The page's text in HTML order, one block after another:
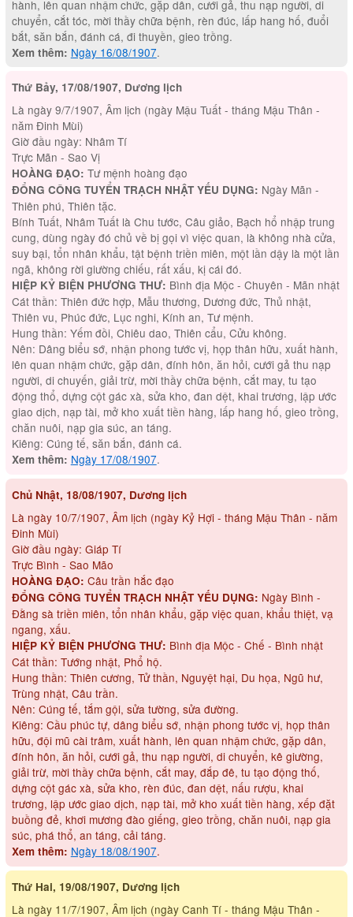
hành, lên quan nhậm chức, gặp dân, cưới gả, thu nạp người, di
chuyển, cắt tóc, mời thầy chữa bệnh, rèn đúc, lấp hang hố, đuổi
bắt, săn bắn, đánh cá, đi thuyền, gieo trồng.
Xem thêm: Ngày 16/08/1907.
Thứ Bảy, 17/08/1907, Dương lịch
Là ngày 9/7/1907, Âm lịch (ngày Mậu Tuất - tháng Mậu Thân -
năm Đinh Mùi)
Giờ đầu ngày: Nhâm Tí
Trực Mãn - Sao Vị
HOÀNG ĐẠO: Tư mệnh hoàng đạo
ĐỔNG CÔNG TUYỂN TRẠCH NHẬT YẾU DỤNG: Ngày Mãn -
Thiên phú, Thiên tặc.
Bính Tuất, Nhâm Tuất là Chu tước, Câu giảo, Bạch hổ nhập trung
cung, dùng ngày đó chủ về bị gọi vì việc quan, là không nhà cửa,
suy bại, tổn nhân khẩu, tật bệnh triền miên, một lần dậy là một lần
ngã, không rời giường chiếu, rất xấu, kị cái đó.
HIỆP KỶ BIỆN PHƯƠNG THƯ: Bình địa Mộc - Chuyên - Mãn nhật
Cát thần: Thiên đức hợp, Mẫu thương, Dương đức, Thủ nhật,
Thiên vu, Phúc đức, Lục nghi, Kính an, Tư mệnh.
Hung thần: Yếm đồi, Chiêu dao, Thiên cẩu, Cửu không.
Nên: Dâng biểu sớ, nhận phong tước vị, họp thân hữu, xuất hành,
lên quan nhậm chức, gặp dân, đính hôn, ăn hỏi, cưới gả thu nạp
người, di chuyến, giải trừ, mời thầy chữa bệnh, cắt may, tu tạo
động thổ, dựng cột gác xà, sửa kho, đan dệt, khai trương, lập ước
giao dịch, nạp tài, mở kho xuất tiền hàng, lấp hang hố, gieo trồng,
chăn nuôi, nạp gia súc, an táng.
Kiêng: Cúng tế, săn bắn, đánh cá.
Xem thêm: Ngày 17/08/1907.
Chủ Nhật, 18/08/1907, Dương lịch
Là ngày 10/7/1907, Âm lịch (ngày Kỷ Hợi - tháng Mậu Thân - năm
Đinh Mùi)
Giờ đầu ngày: Giáp Tí
Trực Bình - Sao Mão
HOÀNG ĐẠO: Câu trần hắc đạo
ĐỔNG CÔNG TUYỂN TRẠCH NHẬT YẾU DỤNG: Ngày Bình -
Đằng sà triền miên, tổn nhân khẩu, gặp việc quan, khẩu thiệt, vạ
ngang, xấu.
HIỆP KỶ BIỆN PHƯƠNG THƯ: Bình địa Mộc - Chế - Bình nhật
Cát thần: Tướng nhật, Phổ hộ.
Hung thần: Thiên cương, Tử thần, Nguyệt hại, Du họa, Ngũ hư,
Trùng nhật, Câu trần.
Nên: Cúng tế, tắm gội, sửa tường, sửa đường.
Kiêng: Cầu phúc tự, dâng biểu sớ, nhận phong tước vị, họp thân
hữu, đội mũ cài trâm, xuất hành, lên quan nhậm chức, gặp dân,
đính hôn, ăn hỏi, cưới gả, thu nạp người, di chuyển, kê giường,
giải trừ, mời thầy chữa bệnh, cắt may, đắp đê, tu tạo động thố,
dựng cột gác xà, sửa kho, rèn đúc, đan dệt, nấu rượu, khai
trương, lập ước giao dịch, nạp tài, mở kho xuất tiền hàng, xếp đặt
buồng đẻ, khơi mương đào giếng, gieo trồng, chăn nuôi, nạp gia
súc, phá thổ, an táng, cải táng.
Xem thêm: Ngày 18/08/1907.
Thứ Hai, 19/08/1907, Dương lịch
Là ngày 11/7/1907, Âm lịch (ngày Canh Tí - tháng Mậu Thân -